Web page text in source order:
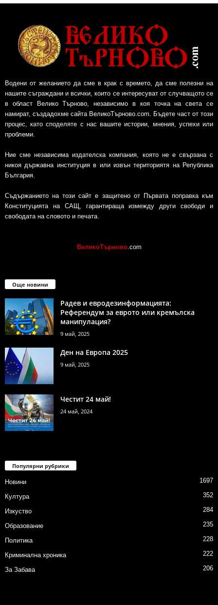
Водени от желанието да сме в крак с времето, да сме полезни на
нашите съграждани и всички, които се интересуват от случващото се
в област Велико Търново, независимо в коя точка на света се
намират, създадохме сайта ВеликоТърново.com. Бъдете част от този
процес, като споделяте с нас вашите истории, мнения, успехи или
проблеми.
Ние сме независима издателска компания, която не е свързана с
никоя държавна институция в или извън териториятя на Република
България.
Съдържанието на този сайт е защитено от Първата поправка към
Конституцията на САЩ, гарантираща измежду други свободи и
свободата на словото и печата.
ВеликоТърново.com
Още новини
Радев и евродезинформацията:
Референдум за еврото или кремълска
манипулация?
9 май, 2025
Ден на Европа 2025
9 май, 2025
Честит 24 май!
24 май, 2024
Популярни рубрики
Новини 1697
Култура 352
Изкуство 284
Образование 235
Политика 228
Криминална хроника 222
За Забава 206